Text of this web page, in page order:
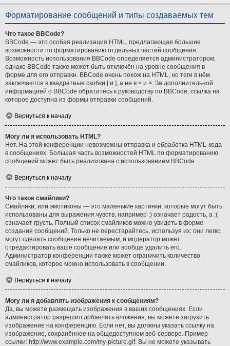
Форматирование сообщений и типы создаваемых тем
Что такое BBCode?
BBCode — это особая реализация HTML, предлагающая большие
возможности по форматированию отдельных частей сообщения.
Возможность использования BBCode определяется администратором,
однако BBCode также может быть отключён на уровне сообщения в
форме для его отправки. BBCode очень похож на HTML, но теги в нём
заключаются в квадратные скобки [ и ], а не в < и >. За дополнительной
информацией о BBCode обратитесь к руководству по BBCode, ссылка на
которое доступна из формы отправки сообщений.
Вернуться к началу
Могу ли я использовать HTML?
Нет. На этой конференции невозможны отправка и обработка HTML-кода
в сообщениях. Большая часть возможностей HTML по форматированию
сообщений может быть реализована с использованием BBCode.
Вернуться к началу
Что такое смайлики?
Смайлики, или эмотиконы — это маленькие картинки, которые могут быть
использованы для выражения чувств, например :) означает радость, а :(
означает грусть. Полный список смайликов можно увидеть в форме
создания сообщений. Только не перестарайтесь, используя их: они легко
могут сделать сообщение нечитаемым, и модератор может
отредактировать ваше сообщение или вообще удалить его.
Администратор конференции также может ограничить количество
смайликов, которое можно использовать в сообщении.
Вернуться к началу
Могу ли я добавлять изображения к сообщениям?
Да, вы можете размещать изображения в ваших сообщениях. Если
администратор разрешил добавлять вложения, вы можете загрузить
изображение на конференцию. Если нет, вы должны указать ссылку на
изображение, сохранённое на общедоступном веб-сервере. Пример
ссылки: http://www.example.com/my-picture.gif. Вы не можете указывать